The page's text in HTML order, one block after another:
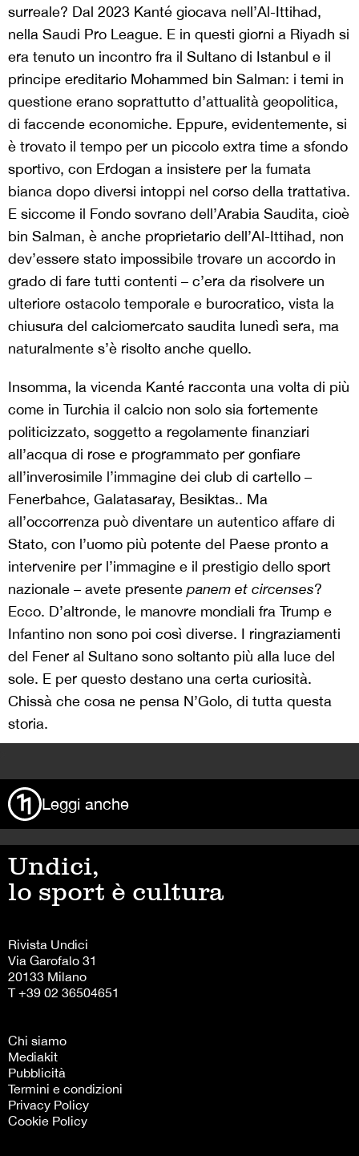
surreale? Dal 2023 Kanté giocava nell’Al-Ittihad,
nella Saudi Pro League. E in questi giorni a Riyadh si
era tenuto un incontro fra il Sultano di Istanbul e il
principe ereditario Mohammed bin Salman: i temi in
questione erano soprattutto d’attualità geopolitica,
di faccende economiche. Eppure, evidentemente, si
è trovato il tempo per un piccolo extra time a sfondo
sportivo, con Erdogan a insistere per la fumata
bianca dopo diversi intoppi nel corso della trattativa.
E siccome il Fondo sovrano dell’Arabia Saudita, cioè
bin Salman, è anche proprietario dell’Al-Ittihad, non
dev’essere stato impossibile trovare un accordo in
grado di fare tutti contenti – c’era da risolvere un
ulteriore ostacolo temporale e burocratico, vista la
chiusura del calciomercato saudita lunedì sera, ma
naturalmente s’è risolto anche quello.
Insomma, la vicenda Kanté racconta una volta di più
come in Turchia il calcio non solo sia fortemente
politicizzato, soggetto a regolamente finanziari
all’acqua di rose e programmato per gonfiare
all’inverosimile l’immagine dei club di cartello –
Fenerbahce, Galatasaray, Besiktas.. Ma
all’occorrenza può diventare un autentico affare di
Stato, con l’uomo più potente del Paese pronto a
intervenire per l’immagine e il prestigio dello sport
nazionale – avete presente panem et circenses?
Ecco. D’altronde, le manovre mondiali fra Trump e
Infantino non sono poi così diverse. I ringraziamenti
del Fener al Sultano sono soltanto più alla luce del
sole. E per questo destano una certa curiosità.
Chissà che cosa ne pensa N’Golo, di tutta questa
storia.
Leggi anche
Undici,
lo sport è cultura
Rivista Undici
Via Garofalo 31
20133 Milano
T +39 02 36504651
Chi siamo
Mediakit
Pubblicità
Termini e condizioni
Privacy Policy
Cookie Policy